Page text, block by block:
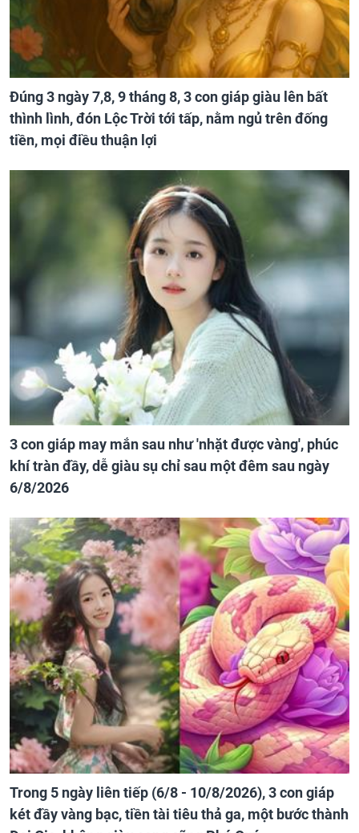
Đúng 3 ngày 7,8, 9 tháng 8, 3 con giáp giàu lên bất
thình lình, đón Lộc Trời tới tấp, nằm ngủ trên đống
tiền, mọi điều thuận lợi
3 con giáp may mắn sau như 'nhặt được vàng', phúc
khí tràn đầy, dễ giàu sụ chỉ sau một đêm sau ngày
6/8/2026
Trong 5 ngày liên tiếp (6/8 - 10/8/2026), 3 con giáp
két đầy vàng bạc, tiền tài tiêu thả ga, một bước thành